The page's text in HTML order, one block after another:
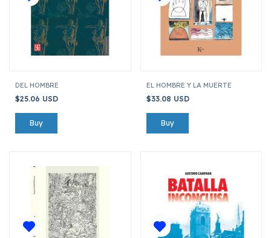
DEL HOMBRE
$25.06 USD
EL HOMBRE Y LA MUERTE
$33.08 USD